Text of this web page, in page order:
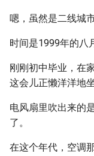
嗯，虽然是二线城
时间是1999年的八
刚刚初中毕业，在
这会儿正懒洋洋地
电风扇里吹出来的
了。
在这个年代，空调